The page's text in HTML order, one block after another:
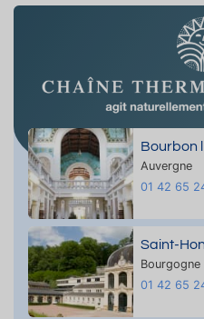
Bourbon
Auvergne
01 42 65
Saint-
Bourgogne
01 42 65